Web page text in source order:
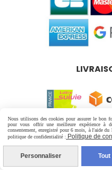
Mentions Légales
Politique de
Nous utilisons des cookies pour assurer le bon
pour vous offrir une meilleure expérience à
consentement, enregistré pour 6 mois, à l'aide
politique de confidentialité : Politique de
Personnaliser